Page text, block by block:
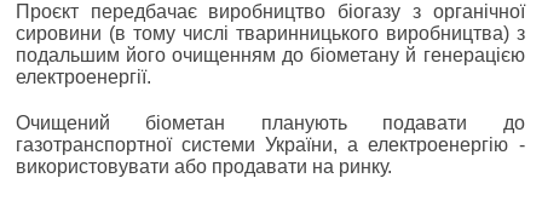
Проєкт передбачає виробництво біогазу з органічної
сировини (в тому числі тваринницького виробництва) з
подальшим його очищенням до біометану й генерацією
електроенергії.
Очищений біометан планують подавати до
газотранспортної системи України, а електроенергію -
використовувати або продавати на ринку.